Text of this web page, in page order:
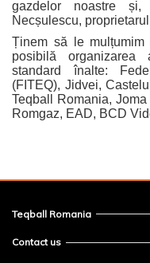
gazdelor noastre
Necșulescu,
Ținem să le mulțumim
posibilă organizarea
standard înalte:
(FITEQ), Jidvei,
Teqball Romania,
Romgaz, EAD, BCD
Teqball Romania
Contact us